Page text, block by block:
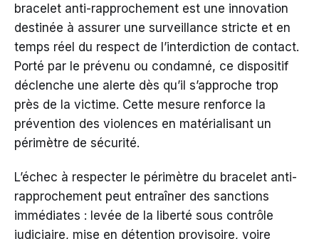
bracelet anti-rapprochement est une innovation
destinée à assurer une surveillance stricte et en
temps réel du respect de l’interdiction de contact.
Porté par le prévenu ou condamné, ce dispositif
déclenche une alerte dès qu’il s’approche trop
près de la victime. Cette mesure renforce la
prévention des violences en matérialisant un
périmètre de sécurité.
L’échec à respecter le périmètre du bracelet anti-
rapprochement peut entraîner des sanctions
immédiates : levée de la liberté sous contrôle
judiciaire, mise en détention provisoire, voire